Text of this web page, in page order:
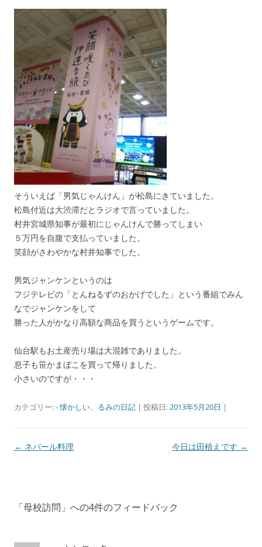
そういえば「男気じゃんけん」が松島にきていました。
松島付近は大渋滞だとラジオで言っていました。
村井宮城県知事が最初にじゃんけんで勝ってしまい
５万円を自腹で支払っていました。
笑顔がさわやかな村井知事でした。
男気ジャンケンというのは
フジテレビの「とんねるずのおかげでした」という番組でみん
なでジャンケンをして
勝った人がかなり高額な商品を買うというゲームです。
仙台駅もお土産売り場は大混雑でありました。
息子も笹かまぼこを買って帰りました。
小さいのですが・・・
カテゴリー:- 懐かしい、 るみの日記 | 投稿日:2013年5月20日 |
投稿ナビゲーション
← ネパール料理 今日は田植えです →
「母校訪問 」への4件のフィードバック